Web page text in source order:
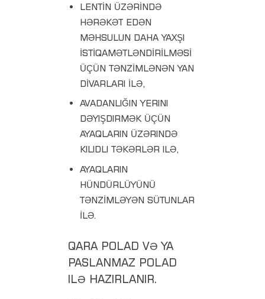
LENTİN ÜZƏRİNDƏ
HƏRƏKƏT EDƏN
MƏHSULUN DAHA YAXŞI
İSTİQAMƏTLƏNDİRİLMƏSİ
ÜÇÜN TƏNZİMLƏNƏN YAN
DİVARLARI İLƏ,
AVADANLIĞIN YERINI
DƏYIŞDIRMƏK ÜÇÜN
AYAQLARIN ÜZƏRINDƏ
KILIDLI TƏKƏRLƏR ILƏ,
AYAQLARIN
HÜNDÜRLÜYÜNÜ
TƏNZİMLƏYƏN SÜTUNLAR
İLƏ.
QARA POLAD VƏ YA
PASLANMAZ POLAD
ILƏ HAZIRLANIR.